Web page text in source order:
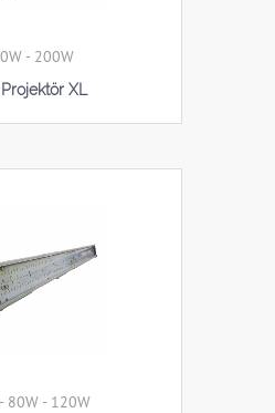
- 200W
XL
80W - 120W